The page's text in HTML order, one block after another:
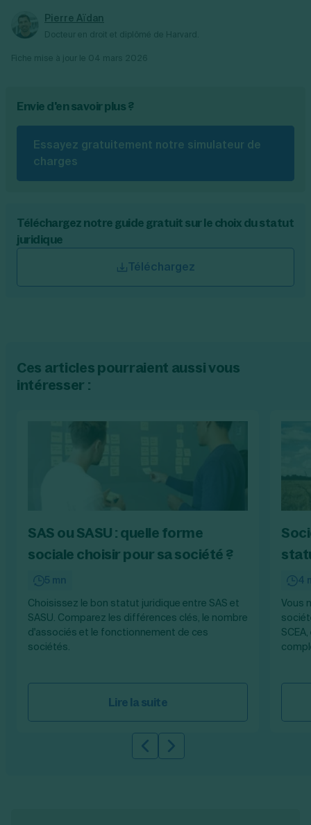
Pierre Aïdan
Envie d'en savoir plus ?
Essayez gratuitement notre simulateur de
charges
Téléchargez notre guide gratuit sur le choix du statut
juridique
Téléchargez
Ces articles pourraient aussi vous
intéresser :
SAS ou SASU : quelle forme
sociale choisir pour sa société ?
5 mn
Choisissez le bon statut juridique entre SAS et
SASU. Comparez les différences clés, le nombre
d'associés et le fonctionnement de ces
sociétés.
Lire la suite
4
Vous
Slide précédente
Slide suivante